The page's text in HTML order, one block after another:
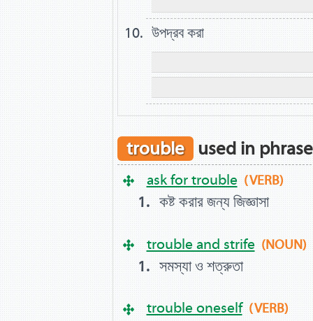
উপদ্রব করা
trouble used in
ask for trouble (VERB)
কষ্ট করার জন্য জিজ্ঞাসা
trouble and strife (NOUN)
সমস্যা ও শত্রুতা
trouble oneself (VERB)